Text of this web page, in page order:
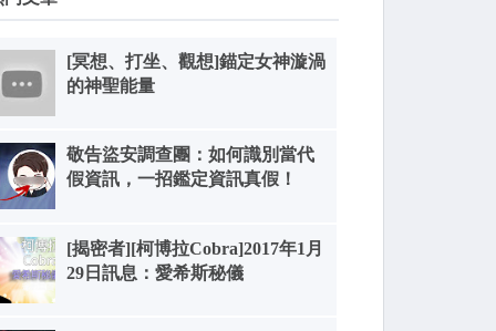
[冥想、打坐、觀想]錨定女神漩渦
的神聖能量
敬告盜安調查團：如何識別當代
假資訊，一招鑑定資訊真假！
[揭密者][柯博拉Cobra]2017年1月
29日訊息：愛希斯秘儀